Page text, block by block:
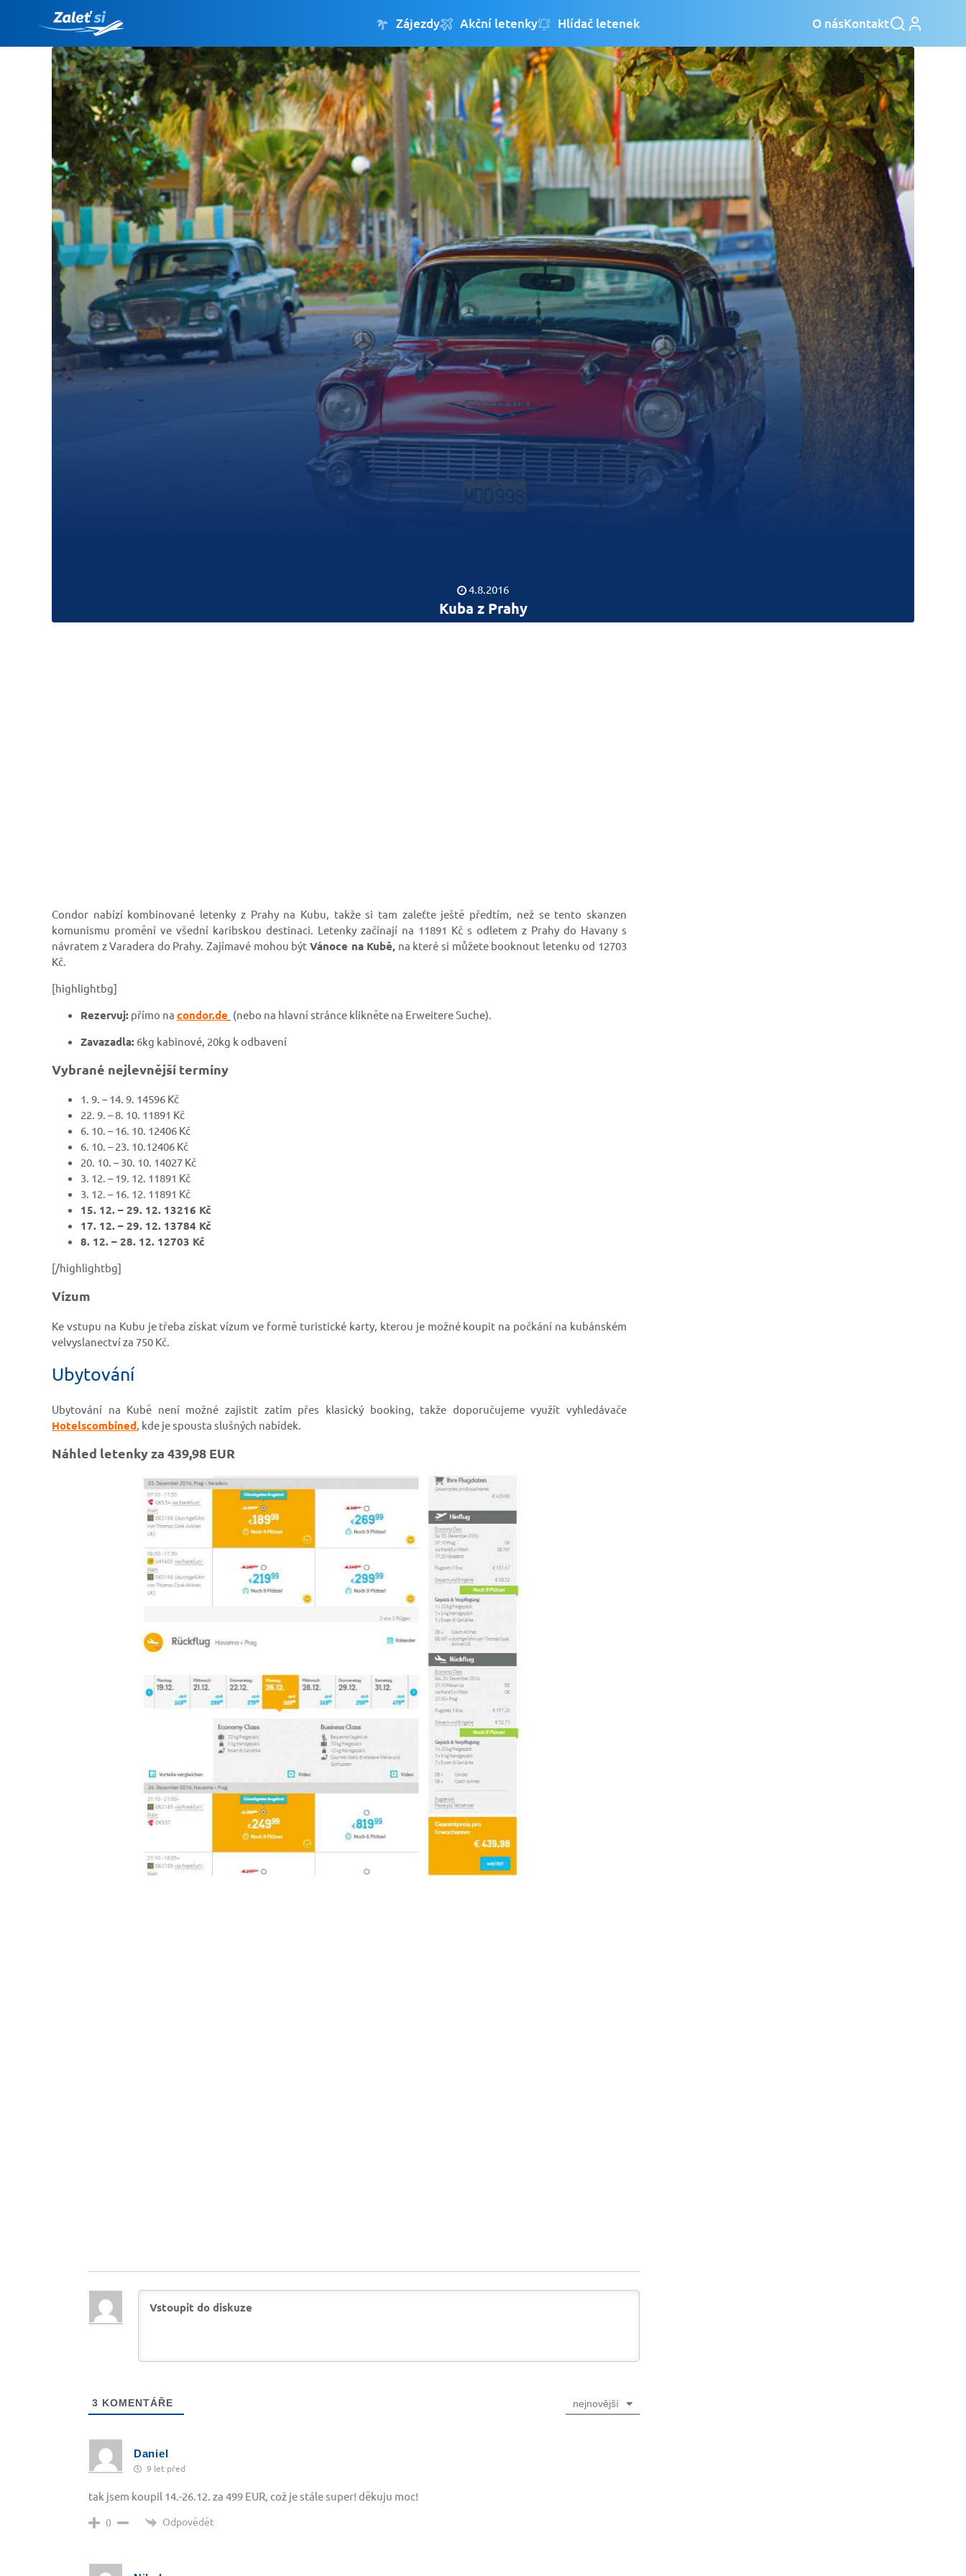
Zájezdy Akční letenky Hlídač letenek O násKontakt
4.8.2016
Kuba z Prahy
Condor nabízí kombinované letenky z Prahy na Kubu, takže si tam zaleťte ještě předtím, než se tento skanzen
komunismu promění ve všední karibskou destinaci. Letenky začínají na 11891 Kč s odletem z Prahy do Havany s
návratem z Varadera do Prahy. Zajímavé mohou být Vánoce na Kubě, na které si můžete booknout letenku od 12703
Kč.
[highlightbg]
Rezervuj: přímo na condor.de (nebo na hlavní stránce klikněte na Erweitere Suche).
Zavazadla: 6kg kabinové, 20kg k odbavení
Vybrané nejlevnější termíny
1. 9. – 14. 9. 14596 Kč
22. 9. – 8. 10. 11891 Kč
6. 10. – 16. 10. 12406 Kč
6. 10. – 23. 10.12406 Kč
20. 10. – 30. 10. 14027 Kč
3. 12. – 19. 12. 11891 Kč
3. 12. – 16. 12. 11891 Kč
15. 12. – 29. 12. 13216 Kč
17. 12. – 29. 12. 13784 Kč
8. 12. – 28. 12. 12703 Kč
[/highlightbg]
Vízum
Ke vstupu na Kubu je třeba získat vízum ve formě turistické karty, kterou je možné koupit na počkání na kubánském
velvyslanectví za 750 Kč.
Ubytování
Ubytování na Kubě není možné zajistit zatím přes klasický booking, takže doporučujeme využít vyhledávače
Hotelscombined, kde je spousta slušných nabídek.
Náhled letenky za 439,98 EUR
3 KOMENTÁŘE nejnovější
Daniel
9 let před
tak jsem koupil 14.-26.12. za 499 EUR, což je stále super! děkuju moc!
0 Odpovědět